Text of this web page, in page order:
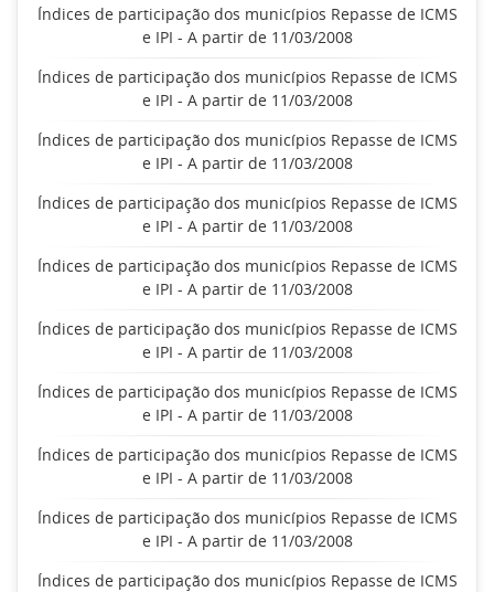
Índices de participação dos municípios Repasse de ICMS
e IPI - A partir de 11/03/2008
Índices de participação dos municípios Repasse de ICMS
e IPI - A partir de 11/03/2008
Índices de participação dos municípios Repasse de ICMS
e IPI - A partir de 11/03/2008
Índices de participação dos municípios Repasse de ICMS
e IPI - A partir de 11/03/2008
Índices de participação dos municípios Repasse de ICMS
e IPI - A partir de 11/03/2008
Índices de participação dos municípios Repasse de ICMS
e IPI - A partir de 11/03/2008
Índices de participação dos municípios Repasse de ICMS
e IPI - A partir de 11/03/2008
Índices de participação dos municípios Repasse de ICMS
e IPI - A partir de 11/03/2008
Índices de participação dos municípios Repasse de ICMS
e IPI - A partir de 11/03/2008
Índices de participação dos municípios Repasse de ICMS